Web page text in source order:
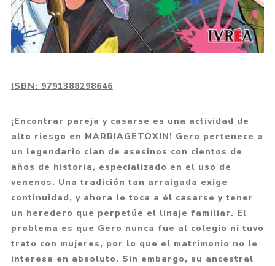
ISBN: 9791388298646
¡Encontrar pareja y casarse es una actividad de
alto riesgo en MARRIAGETOXIN! Gero pertenece a
un legendario clan de asesinos con cientos de
años de historia, especializado en el uso de
venenos. Una tradición tan arraigada exige
continuidad, y ahora le toca a él casarse y tener
un heredero que perpetúe el linaje familiar. El
problema es que Gero nunca fue al colegio ni tuvo
trato con mujeres, por lo que el matrimonio no le
interesa en absoluto. Sin embargo, su ancestral